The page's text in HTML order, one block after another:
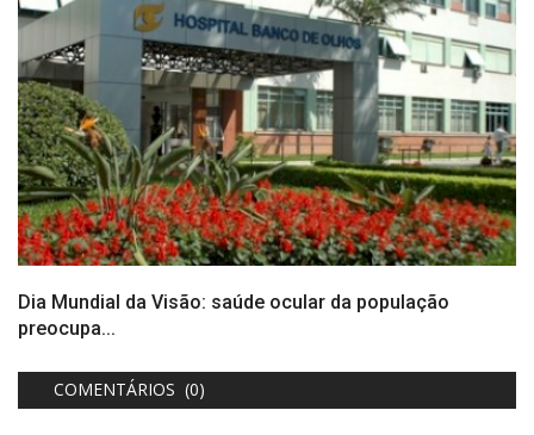
Dia Mundial da Visão: saúde ocular da população
preocupa...
COMENTÁRIOS (0)